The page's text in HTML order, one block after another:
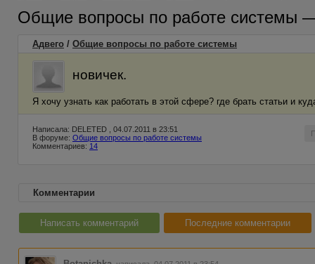
Общие вопросы по работе системы
Адвего / Общие вопросы по работе системы
новичек.
Я хочу узнать как работать в этой сфере? где брать статьи и
Написала: DELETED , 04.07.2011 в 23:51
В форуме: Общие вопросы по работе системы
Комментариев: 14
Комментарии
Написать комментарий Последние комментарии